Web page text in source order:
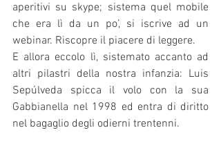
aperitivi su skype; sistema quel mobile
che era lì da un po’, si iscrive ad un
webinar. Riscopre il piacere di leggere.
E allora eccolo lì, sistemato accanto ad
altri pilastri della nostra infanzia: Luis
Sepúlveda spicca il volo con la sua
Gabbianella nel 1998 ed entra di diritto
nel bagaglio degli odierni trentenni.